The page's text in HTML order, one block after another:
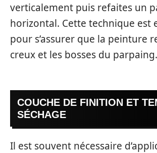
verticalement puis refaites un
horizontal. Cette technique est
pour s’assurer que la peinture
creux et les bosses du parpaing.
COUCHE DE FINITION ET
SÉCHAGE
Il est souvent nécessaire